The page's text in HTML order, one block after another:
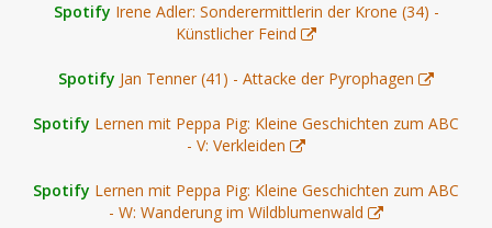
Spotify Irene Adler: Sonderermittlerin der Krone (34) -
Künstlicher Feind
Spotify Jan Tenner (41) - Attacke der Pyrophagen
Spotify Lernen mit Peppa Pig: Kleine Geschichten zum ABC
- V: Verkleiden
Spotify Lernen mit Peppa Pig: Kleine Geschichten zum ABC
- W: Wanderung im Wildblumenwald